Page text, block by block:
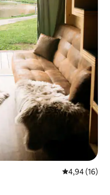
4,94 de uma
4,94 (16)